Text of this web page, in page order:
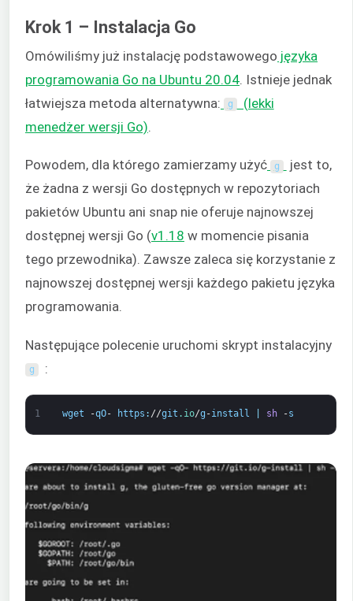
Krok 1 – Instalacja Go
Omówiliśmy już instalację podstawowego języka
programowania Go na Ubuntu 20.04 . Istnieje jednak
łatwiejsza metoda alternatywna:
g (lekki
menedżer wersji Go)
Powodem, dla którego zamierzamy użyć g
jest to,
że żadna z wersji Go dostępnych w repozytoriach
pakietów Ubuntu ani snap nie oferuje najnowszej
dostępnej wersji Go (v1.18 w momencie pisania
tego przewodnika). Zawsze zaleca się korzystanie z
najnowszej dostępnej wersji każdego pakietu języka
programowania.
Następujące polecenie uruchomi skrypt instalacyjny
g :
1 wget -qO- https : //git .io/g -install sh -s